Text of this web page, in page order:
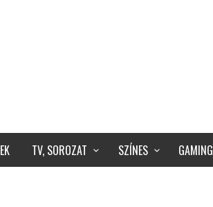
TV, SOROZAT SZÍNES GAMING